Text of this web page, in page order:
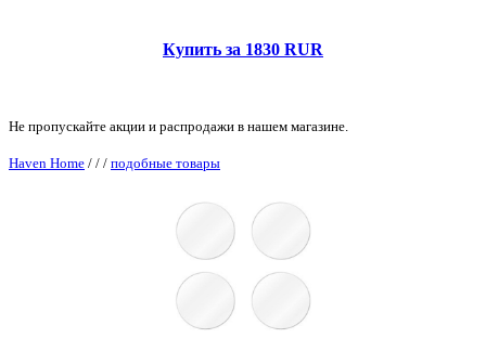
Купить за 1830 RUR
Не пропускайте акции и распродажи в нашем магазине.
Haven Home / / / подобные товары